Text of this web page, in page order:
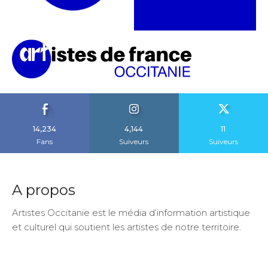
14,234
Fans
4,144
Suiveurs
11
Suiveurs
A propos
Artistes Occitanie est le média d’information artistique
et culturel qui soutient les artistes de notre territoire.